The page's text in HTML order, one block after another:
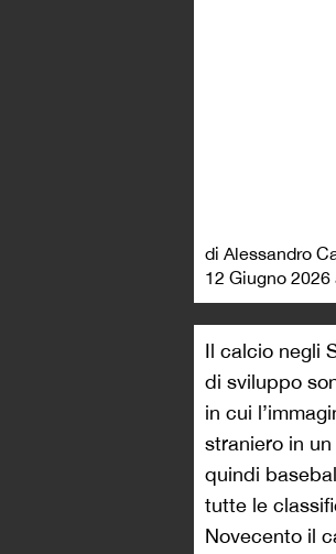
di Alessandro
12 Giugno 2026
Il calcio negli
di sviluppo
in cui
straniero in
quindi
tutte le
Novecento il